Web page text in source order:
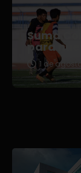
Suma
para
1 de